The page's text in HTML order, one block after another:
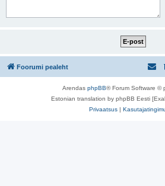
Foorumi pealeht
Arendas phpBB® Forum Software ©
Estonian translation by phpBB Eesti
Privaatsus |